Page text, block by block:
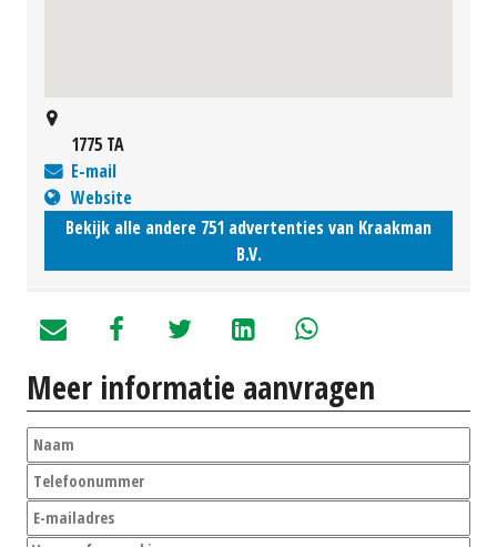
1775 TA
E-mail
Website
Bekijk alle andere 751 advertenties van Kraakman
B.V.
Meer informatie aanvragen